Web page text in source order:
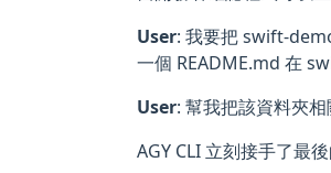
User: 我要把 swift-
一個 README.md 在
User: 幫我把該資料夾
AGY CLI 立刻接手了最